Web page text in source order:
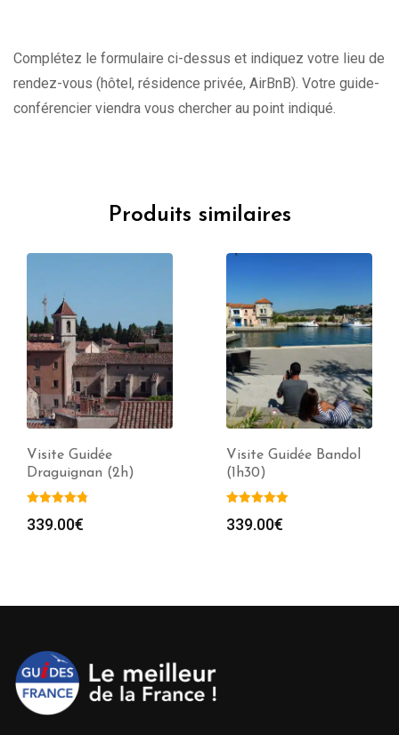
Complétez le formulaire ci-dessus et indiquez votre lieu de
rendez-vous (hôtel, résidence privée, AirBnB). Votre guide-
conférencier viendra vous chercher au point indiqué.
Produits similaires
Visite Guidée Bandol
(1h30)
339.00€
Visite Guidée Fréjus
(2h)
339.00€